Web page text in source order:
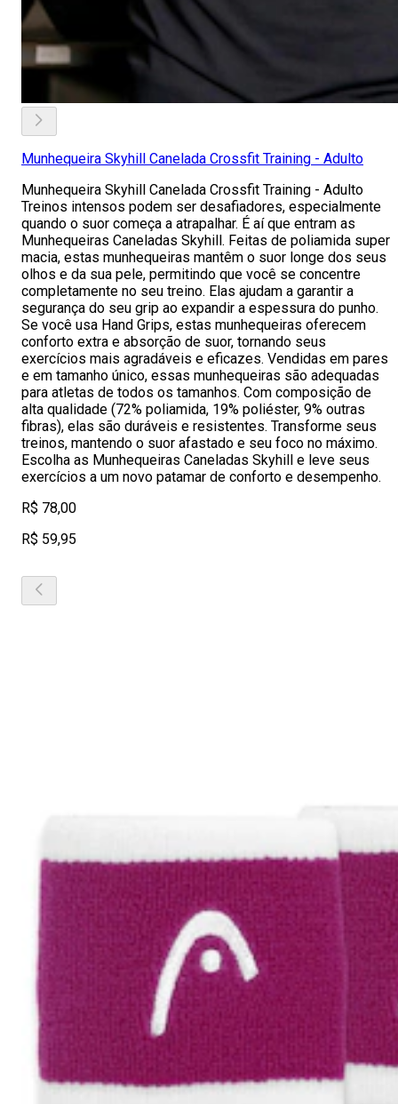
Munhequeira Skyhill Canelada Crossfit Training - Adulto
Munhequeira Skyhill Canelada Crossfit Training - Adulto
Treinos intensos podem ser desafiadores, especialmente
quando o suor começa a atrapalhar. É aí que entram as
Munhequeiras Caneladas Skyhill. Feitas de poliamida super
macia, estas munhequeiras mantêm o suor longe dos seus
olhos e da sua pele, permitindo que você se concentre
completamente no seu treino. Elas ajudam a garantir a
segurança do seu grip ao expandir a espessura do punho.
Se você usa Hand Grips, estas munhequeiras oferecem
conforto extra e absorção de suor, tornando seus
exercícios mais agradáveis e eficazes. Vendidas em pares
e em tamanho único, essas munhequeiras são adequadas
para atletas de todos os tamanhos. Com composição de
alta qualidade (72% poliamida, 19% poliéster, 9% outras
fibras), elas são duráveis e resistentes. Transforme seus
treinos, mantendo o suor afastado e seu foco no máximo.
Escolha as Munhequeiras Caneladas Skyhill e leve seus
exercícios a um novo patamar de conforto e desempenho.
R$ 78,00
R$ 59,95